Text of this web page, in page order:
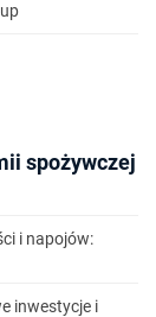
spożywczej
i napojów:
inwestycje i